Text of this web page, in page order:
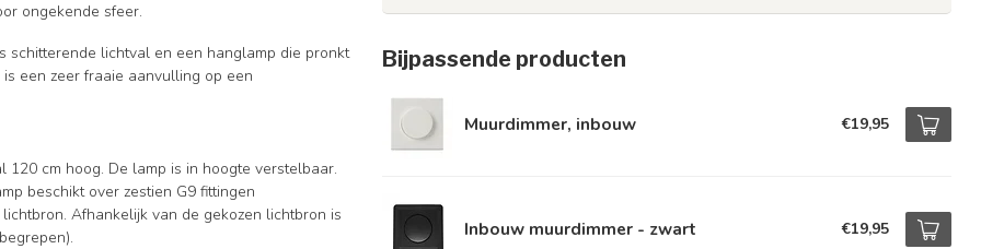
ongekende sfeer.
lichtval en een hanglamp die pronkt
een zeer fraaie aanvulling op een
cm hoog. De lamp is in hoogte verstelbaar.
beschikt over zestien G9 fittingen
Afhankelijk van de gekozen lichtbron is
Bijpassende producten
Muurdimmer, inbouw €19,95
Inbouw muurdimmer - zwart €19,95